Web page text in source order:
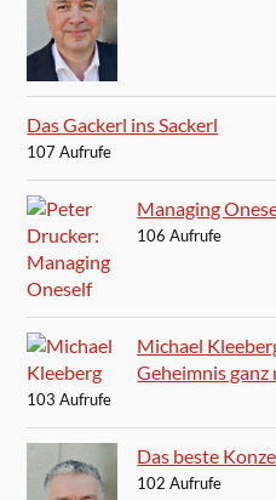
Das Gackerl ins Sackerl
107 Aufrufe
Managing
106 Aufrufe
Michael
Geheimnis ganz
103 Aufrufe
Das beste
102 Aufrufe